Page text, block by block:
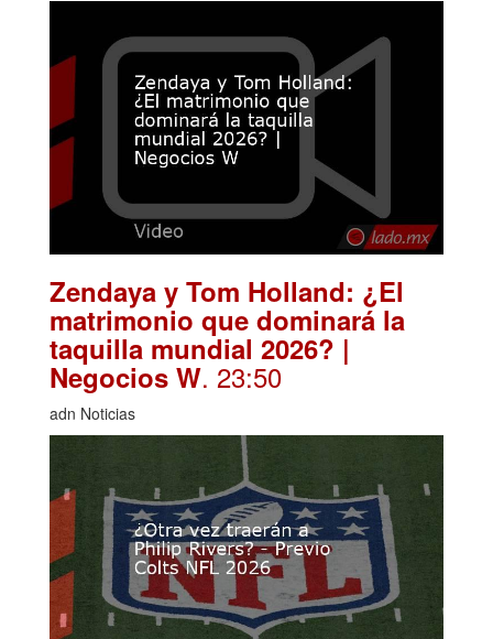
Zendaya y Tom Holland: ¿El
matrimonio que dominará la
taquilla mundial 2026? |
Negocios W. 23:50
adn Noticias